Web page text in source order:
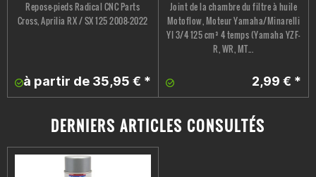
Repose-pieds Radical CNC Parts
Cross, Aprilia RX / SX 125 2008-2022
à partir de 35,95 € *
Joint de la chambre du filtre à huile
Motoflow, Moteur Yamaha/Minarelli
YI 3/4 125 cm³ 4 temps (Yamaha YZF-
R, WR, MT...
2,99 € *
DERNIERS ARTICLES CONSULTÉS